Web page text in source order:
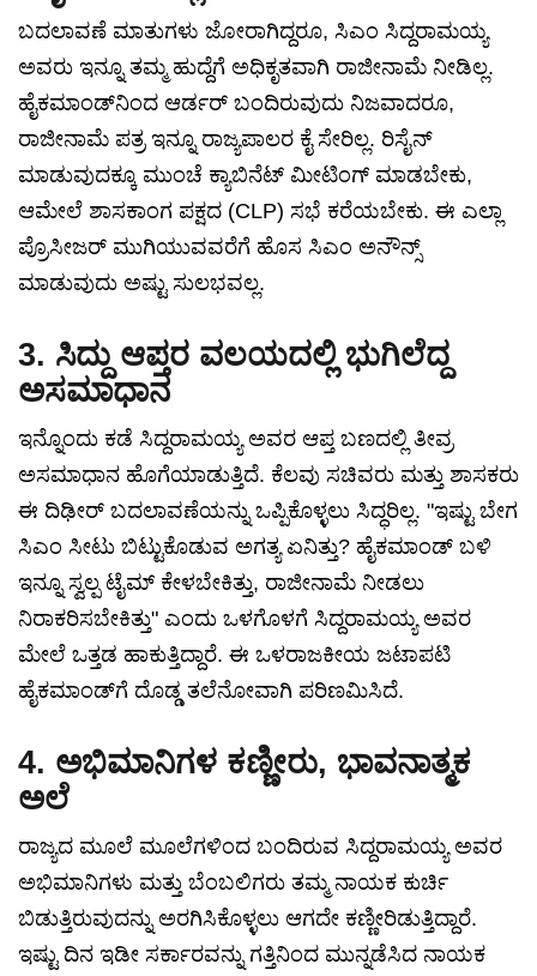
ಬದಲಾವಣೆ ಮಾತುಗಳು ಜೋರಾಗಿದ್ದರೂ, ಸಿಎಂ ಸಿದ್ದರಾಮಯ್ಯ
ಅವರು ಇನ್ನೂ ತಮ್ಮ ಹುದ್ದೆಗೆ ಅಧಿಕೃತವಾಗಿ ರಾಜೀನಾಮೆ ನೀಡಿಲ್ಲ.
ಹೈಕಮಾಂಡ್‌ನಿಂದ ಆರ್ಡರ್ ಬಂದಿರುವುದು ನಿಜವಾದರೂ,
ರಾಜೀನಾಮೆ ಪತ್ರ ಇನ್ನೂ ರಾಜ್ಯಪಾಲರ ಕೈ ಸೇರಿಲ್ಲ. ರಿಸೈನ್
ಮಾಡುವುದಕ್ಕೂ ಮುಂಚೆ ಕ್ಯಾಬಿನೆಟ್ ಮೀಟಿಂಗ್ ಮಾಡಬೇಕು,
ಆಮೇಲೆ ಶಾಸಕಾಂಗ ಪಕ್ಷದ (CLP) ಸಭೆ ಕರೆಯಬೇಕು. ಈ ಎಲ್ಲಾ
ಪ್ರೊಸೀಜರ್ ಮುಗಿಯುವವರೆಗೆ ಹೊಸ ಸಿಎಂ ಅನೌನ್ಸ್
ಮಾಡುವುದು ಅಷ್ಟು ಸುಲಭವಲ್ಲ.
3. ಸಿದ್ದು ಆಪ್ತರ ವಲಯದಲ್ಲಿ ಭುಗಿಲೆದ್ದ
ಅಸಮಾಧಾನ
ಇನ್ನೊಂದು ಕಡೆ ಸಿದ್ದರಾಮಯ್ಯ ಅವರ ಆಪ್ತ ಬಣದಲ್ಲಿ ತೀವ್ರ
ಅಸಮಾಧಾನ ಹೊಗೆಯಾಡುತ್ತಿದೆ. ಕೆಲವು ಸಚಿವರು ಮತ್ತು ಶಾಸಕರು
ಈ ದಿಢೀರ್ ಬದಲಾವಣೆಯನ್ನು ಒಪ್ಪಿಕೊಳ್ಳಲು ಸಿದ್ಧರಿಲ್ಲ. "ಇಷ್ಟು ಬೇಗ
ಸಿಎಂ ಸೀಟು ಬಿಟ್ಟುಕೊಡುವ ಅಗತ್ಯ ಏನಿತ್ತು? ಹೈಕಮಾಂಡ್ ಬಳಿ
ಇನ್ನೂ ಸ್ವಲ್ಪ ಟೈಮ್ ಕೇಳಬೇಕಿತ್ತು, ರಾಜೀನಾಮೆ ನೀಡಲು
ನಿರಾಕರಿಸಬೇಕಿತ್ತು" ಎಂದು ಒಳಗೊಳಗೆ ಸಿದ್ದರಾಮಯ್ಯ ಅವರ
ಮೇಲೆ ಒತ್ತಡ ಹಾಕುತ್ತಿದ್ದಾರೆ. ಈ ಒಳರಾಜಕೀಯ ಜಟಾಪಟಿ
ಹೈಕಮಾಂಡ್‌ಗೆ ದೊಡ್ಡ ತಲೆನೋವಾಗಿ ಪರಿಣಮಿಸಿದೆ.
4. ಅಭಿಮಾನಿಗಳ ಕಣ್ಣೀರು, ಭಾವನಾತ್ಮಕ
ಅಲೆ
ರಾಜ್ಯದ ಮೂಲೆ ಮೂಲೆಗಳಿಂದ ಬಂದಿರುವ ಸಿದ್ದರಾಮಯ್ಯ ಅವರ
ಅಭಿಮಾನಿಗಳು ಮತ್ತು ಬೆಂಬಲಿಗರು ತಮ್ಮ ನಾಯಕ ಕುರ್ಚಿ
ಬಿಡುತ್ತಿರುವುದನ್ನು ಅರಗಿಸಿಕೊಳ್ಳಲು ಆಗದೇ ಕಣ್ಣೀರಿಡುತ್ತಿದ್ದಾರೆ.
ಇಷ್ಟು ದಿನ ಇಡೀ ಸರ್ಕಾರವನ್ನು ಗತ್ತಿನಿಂದ ಮುನ್ನಡೆಸಿದ ನಾಯಕ